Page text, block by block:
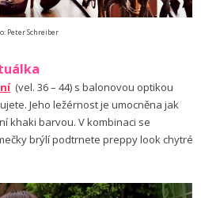
Peter Schreiber
(vel. 36 – 44) s balonovou optikou
Jeho ležérnost je umocněna jak
khaki barvou. V kombinaci se
brýlí podtrnete preppy look chytré